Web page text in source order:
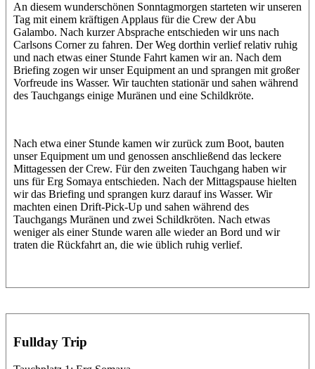
An diesem wunderschönen Sonntagmorgen starteten wir unseren
Tag mit einem kräftigen Applaus für die Crew der Abu
Galambo. Nach kurzer Absprache entschieden wir uns nach
Carlsons Corner zu fahren. Der Weg dorthin verlief relativ ruhig
und nach etwas einer Stunde Fahrt kamen wir an. Nach dem
Briefing zogen wir unser Equipment an und sprangen mit großer
Vorfreude ins Wasser. Wir tauchten stationär und sahen während
des Tauchgangs einige Muränen und eine Schildkröte.
Nach etwa einer Stunde kamen wir zurück zum Boot, bauten
unser Equipment um und genossen anschließend das leckere
Mittagessen der Crew. Für den zweiten Tauchgang haben wir
uns für Erg Somaya entschieden. Nach der Mittagspause hielten
wir das Briefing und sprangen kurz darauf ins Wasser. Wir
machten einen Drift-Pick-Up und sahen während des
Tauchgangs Muränen und zwei Schildkröten. Nach etwas
weniger als einer Stunde waren alle wieder an Bord und wir
traten die Rückfahrt an, die wie üblich ruhig verlief.
Fullday Trip